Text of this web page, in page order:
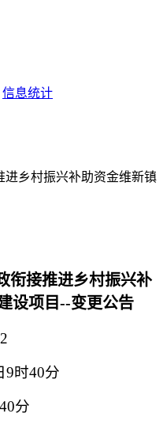
信息统计
进乡村振兴补助资金维新镇
衔接推进乡村振兴补
设项 目--变更公告
9时40分
40分